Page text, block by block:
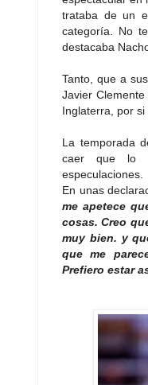
trataba de un
categoría. No
destacaba
Tanto, que a
Javier
Inglaterra, por
La temporada
caer que lo
especulaciones.
En unas
me apetece
cosas. Creo
muy bien. y
que me
Prefiero estar